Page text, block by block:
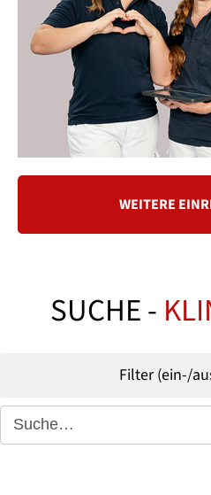
WEITERE
SUCHE -
Filter (ein-/